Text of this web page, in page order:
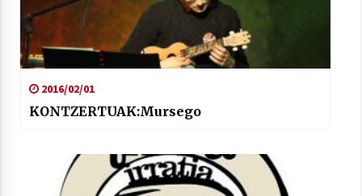
2016/02/01
KONTZERTUAK:Mursego